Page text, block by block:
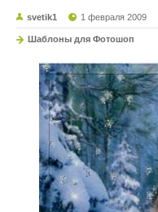
svetik1 1 февраля 2009
Шаблоны для Фотошоп